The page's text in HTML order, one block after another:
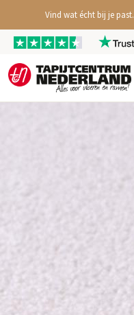
Vind wat écht bij je past.